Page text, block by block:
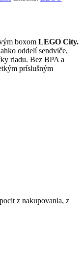
boxom LEGO City.
oddelí sendviče,
riadu. Bez BPA a
príslušným
z nakupovania, z